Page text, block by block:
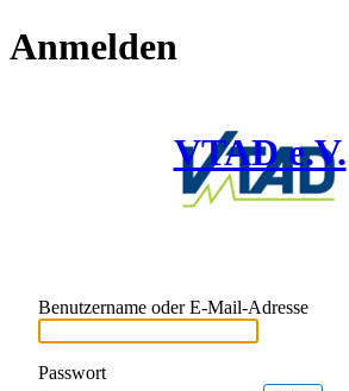
Anmelden
VTAD e.V.
Benutzername oder E-Mail-Adresse
Passwort